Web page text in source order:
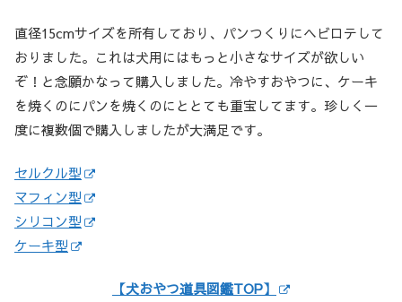
直径15cmサイズを所有しており、パンつくりにヘビロテして
おりました。これは犬用にはもっと小さなサイズが欲しい
ぞ！と念願かなって購入しました。冷やすおやつに、ケーキ
を焼くのにパンを焼くのにととても重宝してます。珍しく一
度に複数個で購入しましたが大満足です。
セルクル型
マフィン型
シリコン型
ケーキ型
【犬おやつ道具図鑑TOP】